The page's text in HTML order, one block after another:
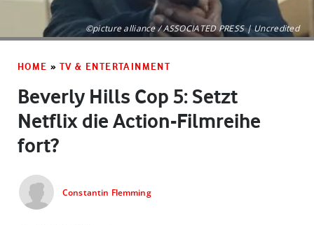
©picture alliance / ASSOCIATED PRESS | Uncredited
HOME » TV & ENTERTAINMENT
Beverly Hills Cop 5: Setzt
Netflix die Action-Filmreihe
fort?
Constantin Flemming